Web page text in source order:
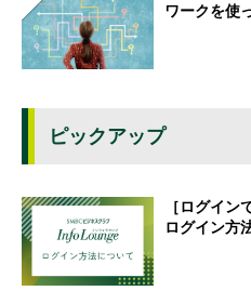
ワークを使
ピックアップ
［ログイ
ログイン方